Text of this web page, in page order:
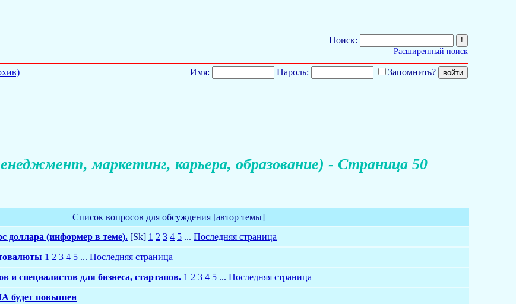
Поиск:
Расширенный поиск
Имя: Пароль: Запомнить?
маркетинг, карьера, образование) - Страница 50
Список вопросов для обсуждения [автор темы]
доллара (информер в теме). [Sk] 1 2 3 4 5 ... Последняя страница
1 2 3 4 5 ... Последняя страница
и специалистов для бизнеса, стартапов. 1 2 3 4 5 ... Последняя страница
будет повышен